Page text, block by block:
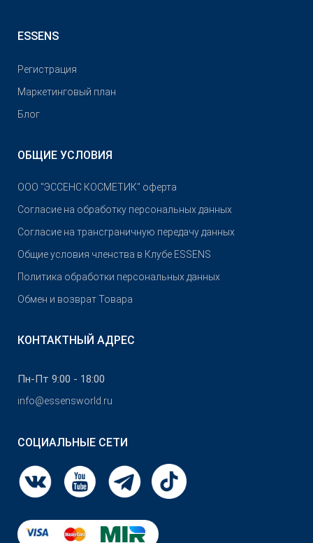
ESSENS
Pегистрация
Маркетинговый план
Блог
ОБЩИЕ УСЛОВИЯ
OOO "ЭССЕНС КОСМЕТИК" оферта
Согласие на обработку персональных данных
Согласие на трансграничную передачу данных
Общие условия членства в Клубе ESSENS
Политика обработки персональных данных
Обмен и возврат Товара
КОНТАКТНЫЙ АДРЕС
Пн-Пт 9:00 - 18:00
info@essensworld.ru
СОЦИАЛЬНЫЕ СЕТИ